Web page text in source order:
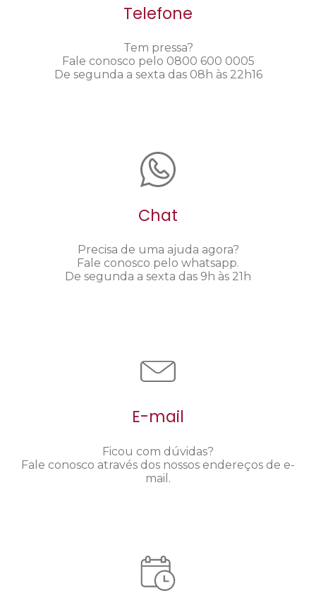
Telefone
Tem pressa?
Fale conosco pelo 0800 600 0005
De segunda a sexta das 08h às 22h16
Chat
Precisa de uma ajuda agora?
Fale conosco pelo whatsapp.
De segunda a sexta das 9h às 21h
E-mail
Ficou com dúvidas?
Fale conosco através dos nossos endereços de e-
mail.